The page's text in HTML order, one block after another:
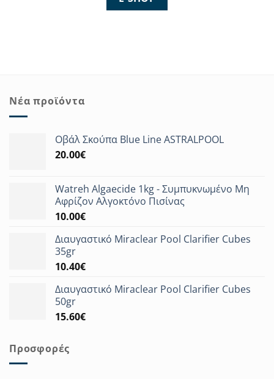
Νέα προϊόντα
Οβάλ Σκούπα Blue Line ASTRALPOOL
20.00€
Watreh Algaecide 1kg - Συμπυκνωμένο Μη
Αφρίζον Αλγοκτόνο Πισίνας
10.00€
Διαυγαστικό Miraclear Pool Clarifier Cubes
35gr
10.40€
Διαυγαστικό Miraclear Pool Clarifier Cubes
50gr
15.60€
Προσφορές